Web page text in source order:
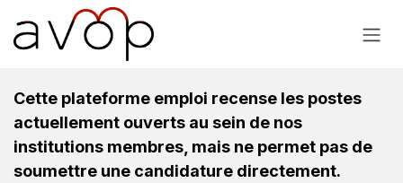
Se rendre au contenu
Cette plateforme emploi recense les postes
actuellement ouverts au sein de nos
institutions membres, mais ne permet pas de
soumettre une candidature directement.